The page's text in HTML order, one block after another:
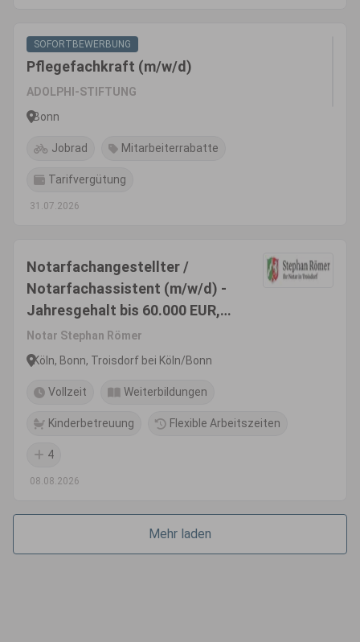
SOFORTBEWERBUNG
Pflegefachkraft (m/w/d)
ADOLPHI-STIFTUNG
Bonn
Jobrad Mitarbeiterrabatte
Tarifvergütung
31.07.2026
Notarfachangestellter /
Notarfachassistent (m/w/d) -
Jahresgehalt bis 60.000 EUR,
Familienfreundlichkeit wird
gefördert
Notar Stephan Römer
Köln, Bonn, Troisdorf bei Köln/Bonn
Vollzeit Weiterbildungen
Kinderbetreuung Flexible Arbeitszeiten
4
08.08.2026
Mehr laden